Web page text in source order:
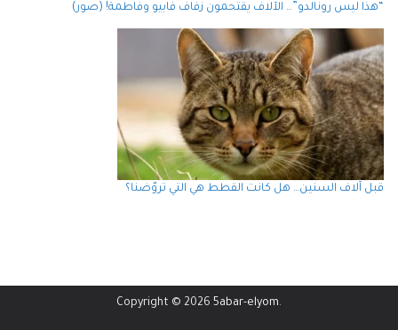
“هذا ليس رونالدو”… الآلاف يقتحمون زفاف فابيو وفاطمة! (صور)
قبل آلاف السنين… هل كانت القطط هي التي تروّضنا؟
Copyright © 2026 5abar-elyom.